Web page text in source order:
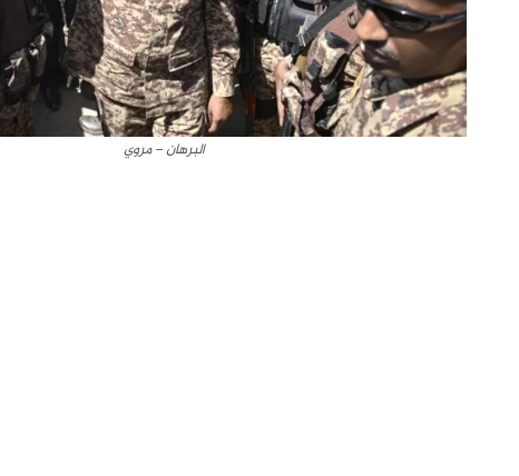
البرهان – مروي